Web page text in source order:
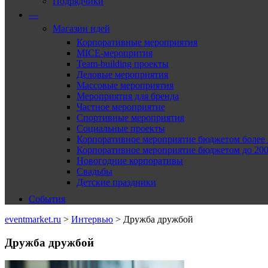
—
Магазин идей
Корпоративные мероприятия
MICE-меропрития
Team-building проекты
Деловые мероприятия
Массовые мероприятия
Мероприятия для бренда
Частное мероприятие
Спортивные мероприятия
Социальные проекты
Корпоративное мероприятие бюджетом более
Корпоративное мероприятие бюджетом до
Новогодние корпоративы
Свадьбы
Детские праздники
События
eventmarket.ru > Интервью > Дружба дружбой
Дружба дружбой